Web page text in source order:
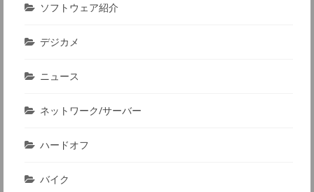
ソフトウェア紹介
デジカメ
ニュース
ネットワーク/サーバー
ハードオフ
バイク